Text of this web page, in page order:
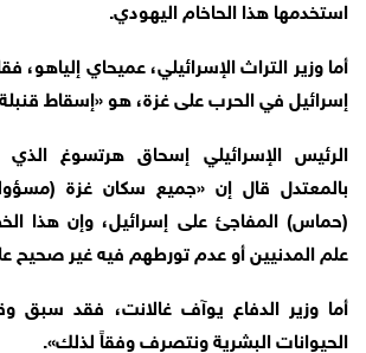
استخدمها هذا الحاخام اليهودي.
أما وزير التراث الإسرائيلي، عميحاي إلياهو،
إسرائيل في الحرب على غزة، هو «إسقاط
الرئيس الإسرائيلي إسحاق هرتسوغ
بالمعتدل قال إن «جميع سكان غزة
(حماس) المفاجئ على إسرائيل، وإن هذا
علم المدنيين أو عدم تورطهم فيه غير صحيح
أما وزير الدفاع يوآف غالانت، فقد سبق
الحيوانات البشرية ونتصرف وفقاً لذلك».